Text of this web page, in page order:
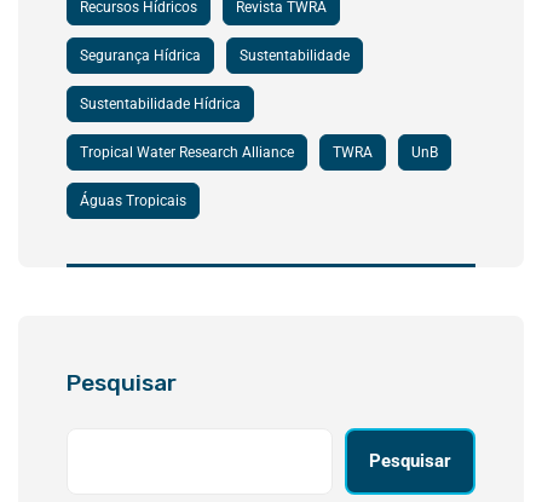
Recursos Hídricos Revista TWRA
Segurança Hídrica Sustentabilidade
Sustentabilidade Hídrica
Tropical Water Research Alliance TWRA UnB
Águas Tropicais
Pesquisar
Pesquisar